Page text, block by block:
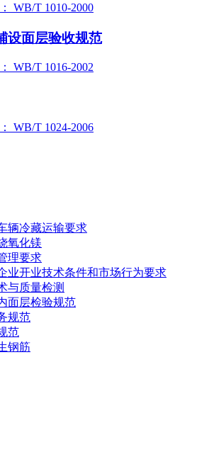
WB/T 1010-2000
设面层验收规范
WB/T 1016-2002
WB/T 1024-2006
辆冷藏运输要求
氧化镁
理要求
业开业技术条件和市场行为要求
与质量检测
面层检验规范
规范
范
钢筋